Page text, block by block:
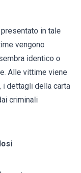
in tale
vengono
identico o
Alle vittime viene
dettagli della carta
criminali